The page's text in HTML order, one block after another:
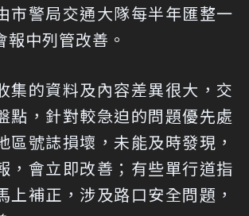
市警局交通大隊每半年匯整一
報中列管改善。
集的資料及內容差異很大，交
點，針對較急迫的問題優先處
區號誌損壞，未能及時發現，
，會立即改善；有些單行道指
上補正，涉及路口安全問題，